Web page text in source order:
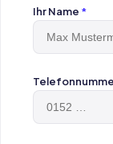
Ihr Name *